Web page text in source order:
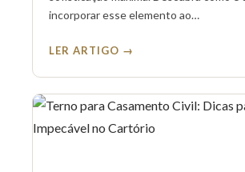
incorporar esse elemento ao…
LER ARTIGO →